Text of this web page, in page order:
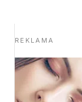
REKLAMA